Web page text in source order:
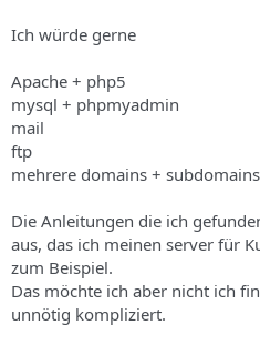
Ich würde gerne
Apache + php5
mysql + phpmyadmin
mail
ftp
mehrere domains + subdomains
Die Anleitungen die ich
aus, das ich meinen server für
zum Beispiel.
Das möchte ich aber nicht ich
unnötig kompliziert.